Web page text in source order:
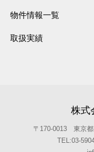
物件情報一覧
取扱実績
株式
〒170-0013 東京都
TEL:03-